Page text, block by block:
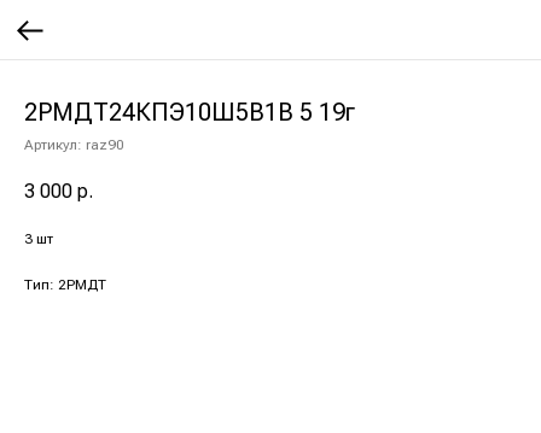
2РМДТ24КПЭ10Ш5В1В 5 19г
Артикул: raz90
3 000 р.
3 шт
Тип: 2РМДТ